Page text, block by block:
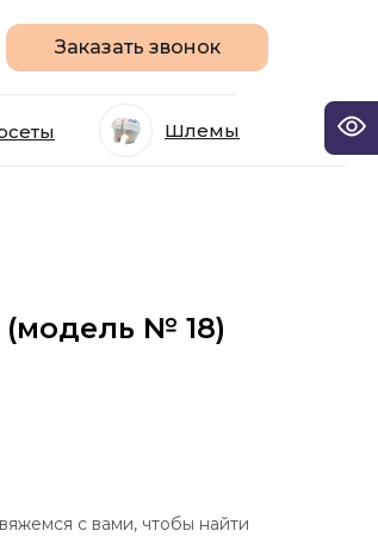
Заказать звонок
Шлемы
(модель № 18)
с вами, чтобы найти